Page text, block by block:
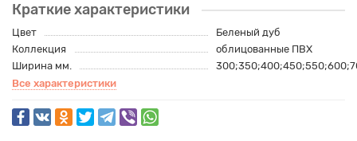
Краткие характеристики
Цвет
Беленый дуб
Коллекция
облицованные ПВХ
Ширина мм.
Все характеристики